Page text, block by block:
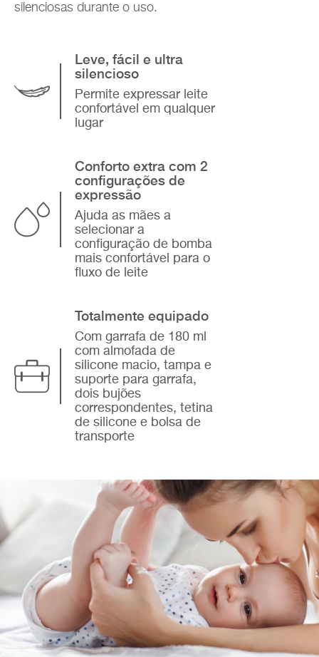
silenciosas durante o uso.
Leve, fácil e ultra
silencioso
Permite expressar leite
confortável em qualquer
lugar
Conforto extra com 2
configurações de
expressão
Ajuda as mães a
selecionar a
configuração de bomba
mais confortável para o
fluxo de leite
Totalmente equipado
Com garrafa de 180 ml
com almofada de
silicone macio, tampa e
suporte para garrafa,
dois bujões
correspondentes, tetina
de silicone e bolsa de
transporte